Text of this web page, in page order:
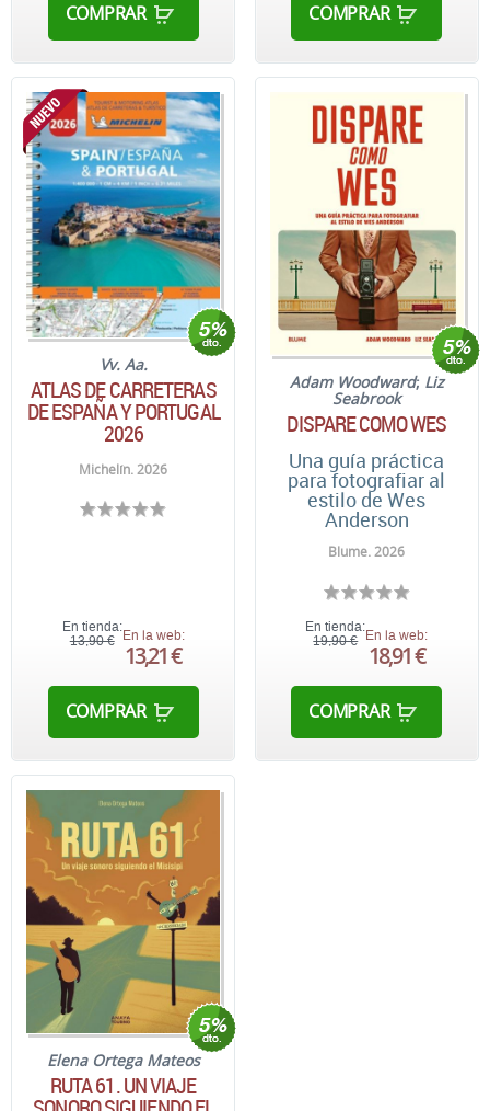
COMPRAR COMPRAR
Vv. Aa.
ATLAS DE CARRETERAS
DE ESPAÑA Y PORTUGAL
2026
Michelín. 2026
En tienda:
13,90 € En la web:
13,21 €
COMPRAR
Adam Woodward; Liz
Seabrook
DISPARE COMO WES
Una guía práctica
para fotografiar al
estilo de Wes
Anderson
Blume. 2026
En tienda:
19,90 €
En la web:
18,91 €
COMPRAR
Elena Ortega Mateos
RUTA 61. UN VIAJE